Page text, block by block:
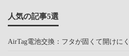
人気の記事5選
AirTag電池交換：フタが固くて開けに